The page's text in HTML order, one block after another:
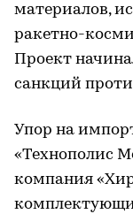
материалов,
ракетно-
Проект
санкций
Упор на
«Технополис
компания